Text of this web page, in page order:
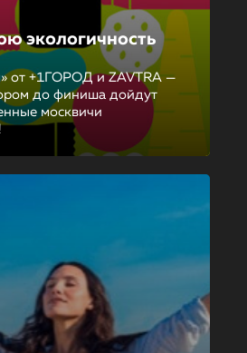
экологичность
от +1ГОРОД и ZAVTRA —
до финиша дойдут
москвичи